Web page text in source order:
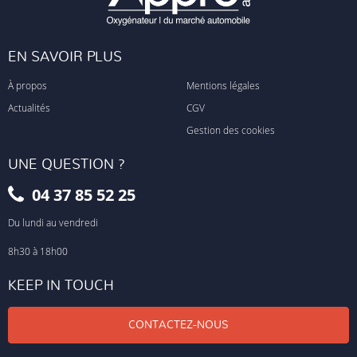
EN SAVOIR PLUS
À propos
Actualités
Mentions légales
CGV
Gestion des cookies
UNE QUESTION ?
04 37 85 52 25
Du lundi au vendredi
8h30 à 18h00
KEEP IN TOUCH
CONTACTEZ-NOUS